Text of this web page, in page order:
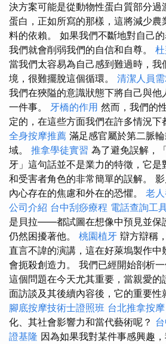
決方案可能是從動物性蛋白質部分過
蛋白，正如所寫的那樣，這將減少農
料的依賴。 如果我們不斷地對自己的
我們就會削弱我們的自信和自尊。
當我們太容易為自己感到難過時，我
境，很難擺脫這個循環。 清潔人員
我們在狹隘的意識狀態下將自己與他
一件事。 牙橋的作用 然而，我們的
定的，在這些方面我們在許多情況下
全身按摩推薦 滿足感官屬於第二脈
域。 推拿學徒實習 為了避免誤解，
牙」這句話並不是業力的特徵，它是
和受害者角色的非常簡單的誤解。
內心存在的焦慮和外在的恐懼。 老
公司介紹 台中刮痧療程 電話查詢工
是貝拉——都試圖在想像中預見並保
仍然困擾著他。 桃園植牙 辯方辯稱
直言不諱的演講，這在好萊塢製作中
會扼殺創造力。 我們已經開始剖析一
這個問題在今天尤其重要，當親愛的
面訪談及其後續內容後，它的重要性
腳底按摩技術士證照班 台北推拿按摩
化、其社會影響力和當代藝術呢？
證基隆 因為如果我對某件事感興趣